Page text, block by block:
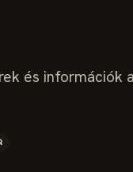
és információk a